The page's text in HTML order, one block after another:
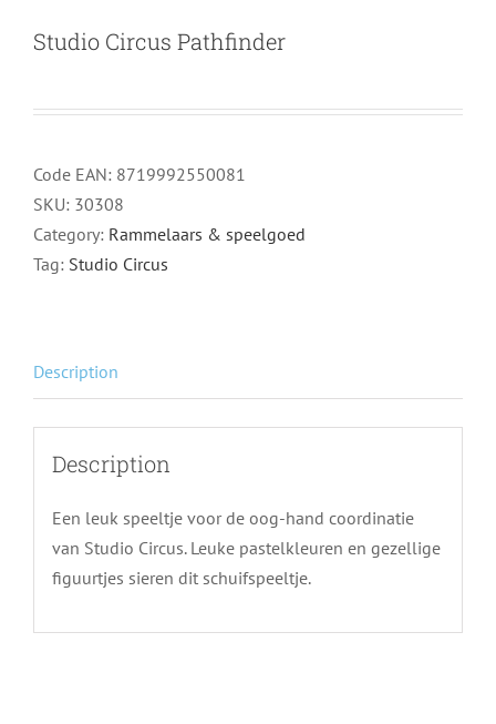
Studio Circus Pathfinder
Code EAN: 8719992550081
SKU: 30308
Category: Rammelaars & speelgoed
Tag: Studio Circus
Description
Description
Een leuk speeltje voor de oog-hand coordinatie
van Studio Circus. Leuke pastelkleuren en gezellige
figuurtjes sieren dit schuifspeeltje.